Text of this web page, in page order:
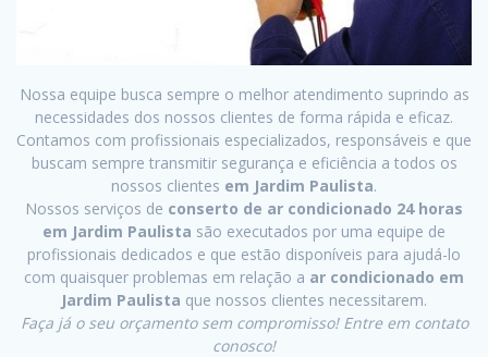
Nossa equipe busca sempre o melhor atendimento suprindo as
necessidades dos nossos clientes de forma rápida e eficaz.
Contamos com profissionais especializados, responsáveis e que
buscam sempre transmitir segurança e eficiência a todos os
nossos clientes em Jardim Paulista.
Nossos serviços de conserto de ar condicionado 24 horas
em Jardim Paulista são executados por uma equipe de
profissionais dedicados e que estão disponíveis para ajudá-lo
com quaisquer problemas em relação a ar condicionado em
Jardim Paulista que nossos clientes necessitarem.
Faça já o seu orçamento sem compromisso! Entre em contato
conosco!